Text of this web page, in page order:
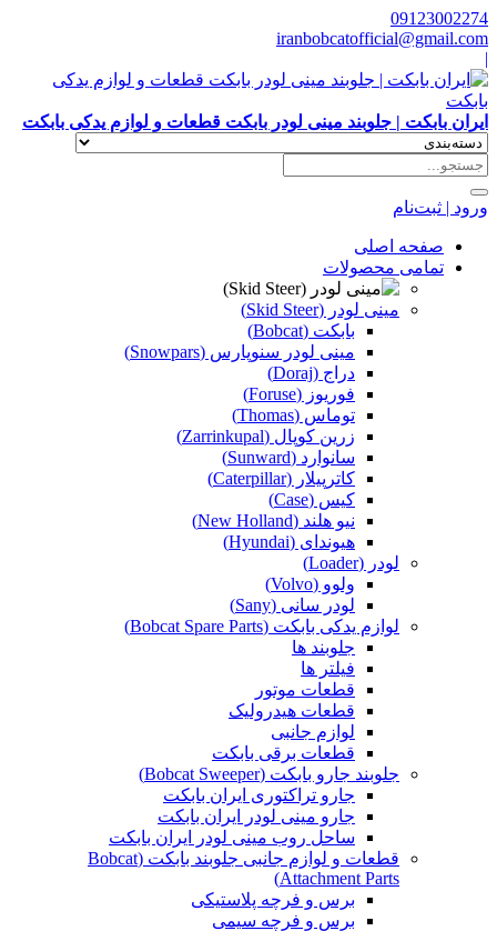
09123002274
iranbobcatofficial@gmail.com
|
ایران بابکت | جلوبند مینی لودر بابکت قطعات و لوازم یدکی بابکت
ورود | ثبت‌نام
صفحه اصلی
تمامی محصولات
مینی لودر (Skid Steer)
بابکت (Bobcat)
مینی لودر سنوپارس (Snowpars)
دراج (Doraj)
فوریوز (Foruse)
توماس (Thomas)
زرین کوپال (Zarrinkupal)
سانوارد (Sunward)
کاترپیلار (Caterpillar)
کیس (Case)
نیو هلند (New Holland)
هیوندای (Hyundai)
لودر (Loader)
ولوو (Volvo)
لودر سانی (Sany)
لوازم یدکی بابکت (Bobcat Spare Parts)
جلوبند ها
فیلتر ها
قطعات موتور
قطعات هیدرولیک
لوازم جانبی
قطعات برقی بابکت
جلوبند جارو بابکت (Bobcat Sweeper)
جارو تراکتوری ایران بابکت
جارو مینی لودر ایران بابکت
ساحل روب مینی لودر ایران بابکت
قطعات و لوازم جانبی جلوبند بابکت (Bobcat
Attachment Parts)
برس و فرچه پلاستیکی
برس و فرچه سیمی